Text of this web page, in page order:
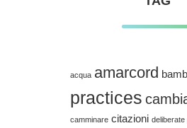
acqua amarcord
practices
camminare citazioni